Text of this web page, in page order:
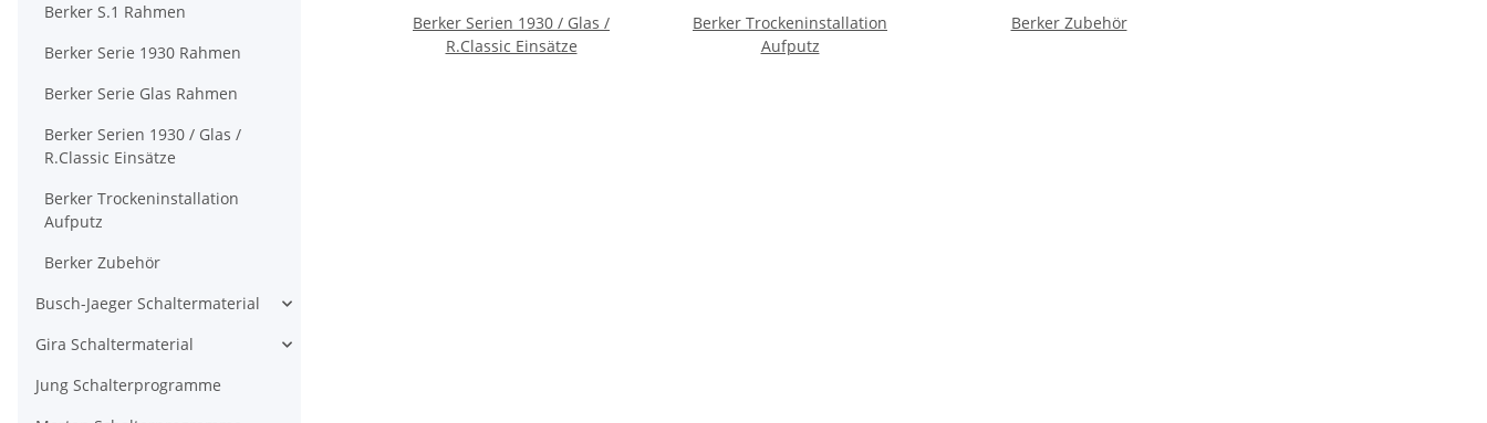
Berker Serien 1930 / Glas /
R.Classic Einsätze
Berker Trockeninstallation
Aufputz
Berker Zubehör
Berker S.1 Rahmen
Berker Serie 1930 Rahmen
Berker Serie Glas Rahmen
Berker Serien 1930 / Glas /
R.Classic Einsätze
Berker Trockeninstallation
Aufputz
Berker Zubehör
Busch-Jaeger Schaltermaterial
Gira Schaltermaterial
Jung Schalterprogramme